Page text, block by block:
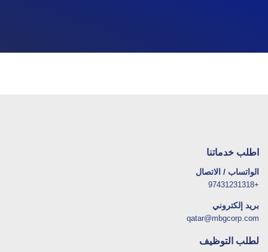
اطلب خدماتنا
الواتساب / الاتصال
+97431231318
بريد إلكتروني
qatar@mbgcorp.com
لطلب التوظيف